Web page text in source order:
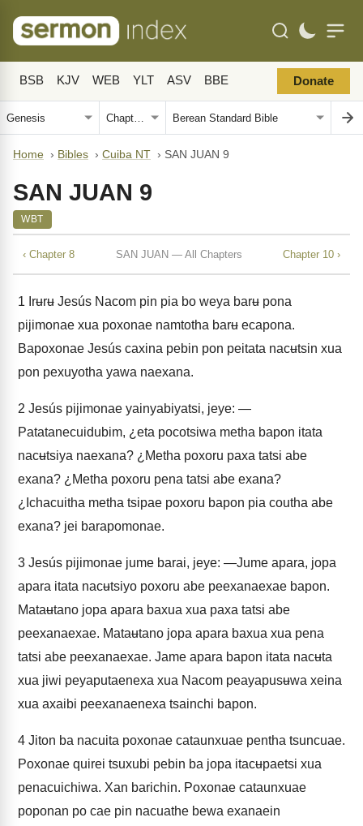
BSB KJV WEB YLT ASV BBE Donate
Home › Bibles › Cuiba NT › SAN JUAN 9
SAN JUAN 9
WBT
‹ Chapter 8 SAN JUAN — All Chapters Chapter 10 ›
1 Irʉrʉ Jesús Nacom pin pia bo weya barʉ pona
pijimonae xua poxonae namtotha barʉ ecapona.
Bapoxonae Jesús caxina pebin pon peitata nacʉtsin xua
pon pexuyotha yawa naexana.
2 Jesús pijimonae yainyabiyatsi, jeye: —
Patatanecuidubim, ¿eta pocotsiwa metha bapon itata
nacʉtsiya naexana? ¿Metha poxoru paxa tatsi abe
exana? ¿Metha poxoru pena tatsi abe exana?
¿Ichacuitha metha tsipae poxoru bapon pia coutha abe
exana? jei barapomonae.
3 Jesús pijimonae jume barai, jeye: —Jume apara, jopa
apara itata nacʉtsiyo poxoru abe peexanaexae bapon.
Mataʉtano jopa apara baxua xua paxa tatsi abe
peexanaexae. Mataʉtano jopa apara baxua xua pena
tatsi abe peexanaexae. Jame apara bapon itata nacʉta
xua jiwi peyaputaenexa xua Nacom peayapusʉwa xeina
xua axaibi peexanaenexa tsainchi bapon.
4 Jiton ba nacuita poxonae cataunxuae pentha tsuncuae.
Poxonae quirei tsuxubi pebin ba jopa itacʉpaetsi xua
penacuichiwa. Xan barichin. Poxonae cataunxuae
poponan po cae pin nacuathe bewa exanaein